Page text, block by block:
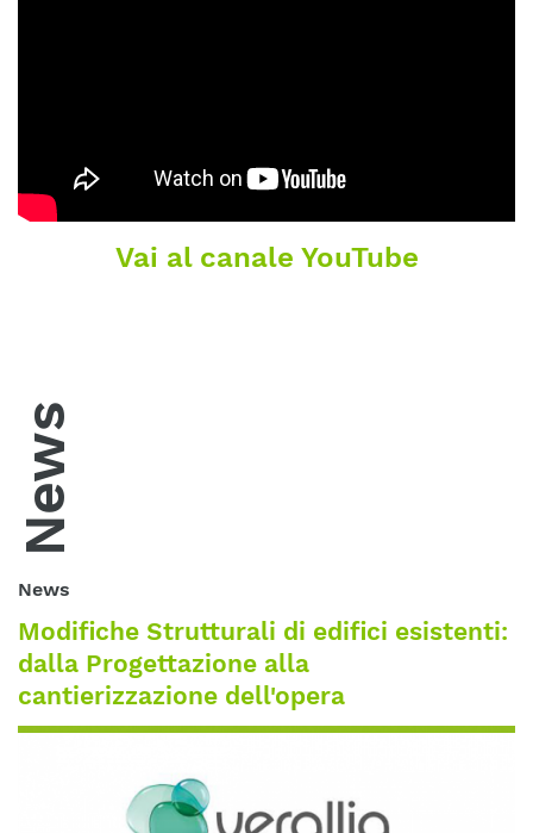
Vai al canale YouTube
News
News
Modifiche Strutturali di edifici esistenti:
dalla Progettazione alla
cantierizzazione dell'opera